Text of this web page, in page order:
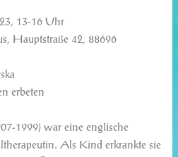
13-16 Uhr
Hauptstraße 42, 88696
erbeten
1999) war eine englische
Als Kind erkrankte sie